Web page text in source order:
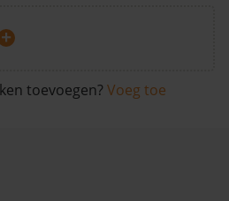
+
toevoegen? Voeg toe